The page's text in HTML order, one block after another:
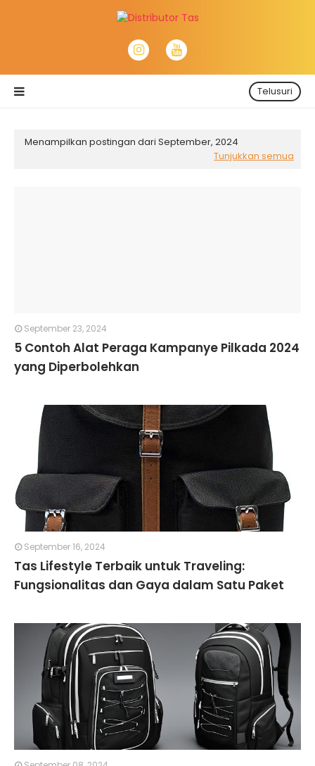
Telusuri
Menampilkan postingan dari September, 2024
Tunjukkan semua
September 23, 2024
5 Contoh Alat Peraga Kampanye Pilkada 2024
yang Diperbolehkan
September 16, 2024
Tas Lifestyle Terbaik untuk Traveling:
Fungsionalitas dan Gaya dalam Satu Paket